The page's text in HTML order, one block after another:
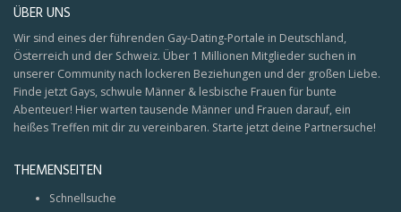
ÜBER UNS
Wir sind eines der führenden Gay-Dating-Portale in Deutschland,
Österreich und der Schweiz. Über 1 Millionen Mitglieder suchen in
unserer Community nach lockeren Beziehungen und der großen Liebe.
Finde jetzt Gays, schwule Männer & lesbische Frauen für bunte
Abenteuer! Hier warten tausende Männer und Frauen darauf, ein
heißes Treffen mit dir zu vereinbaren. Starte jetzt deine Partnersuche!
THEMENSEITEN
Schnellsuche